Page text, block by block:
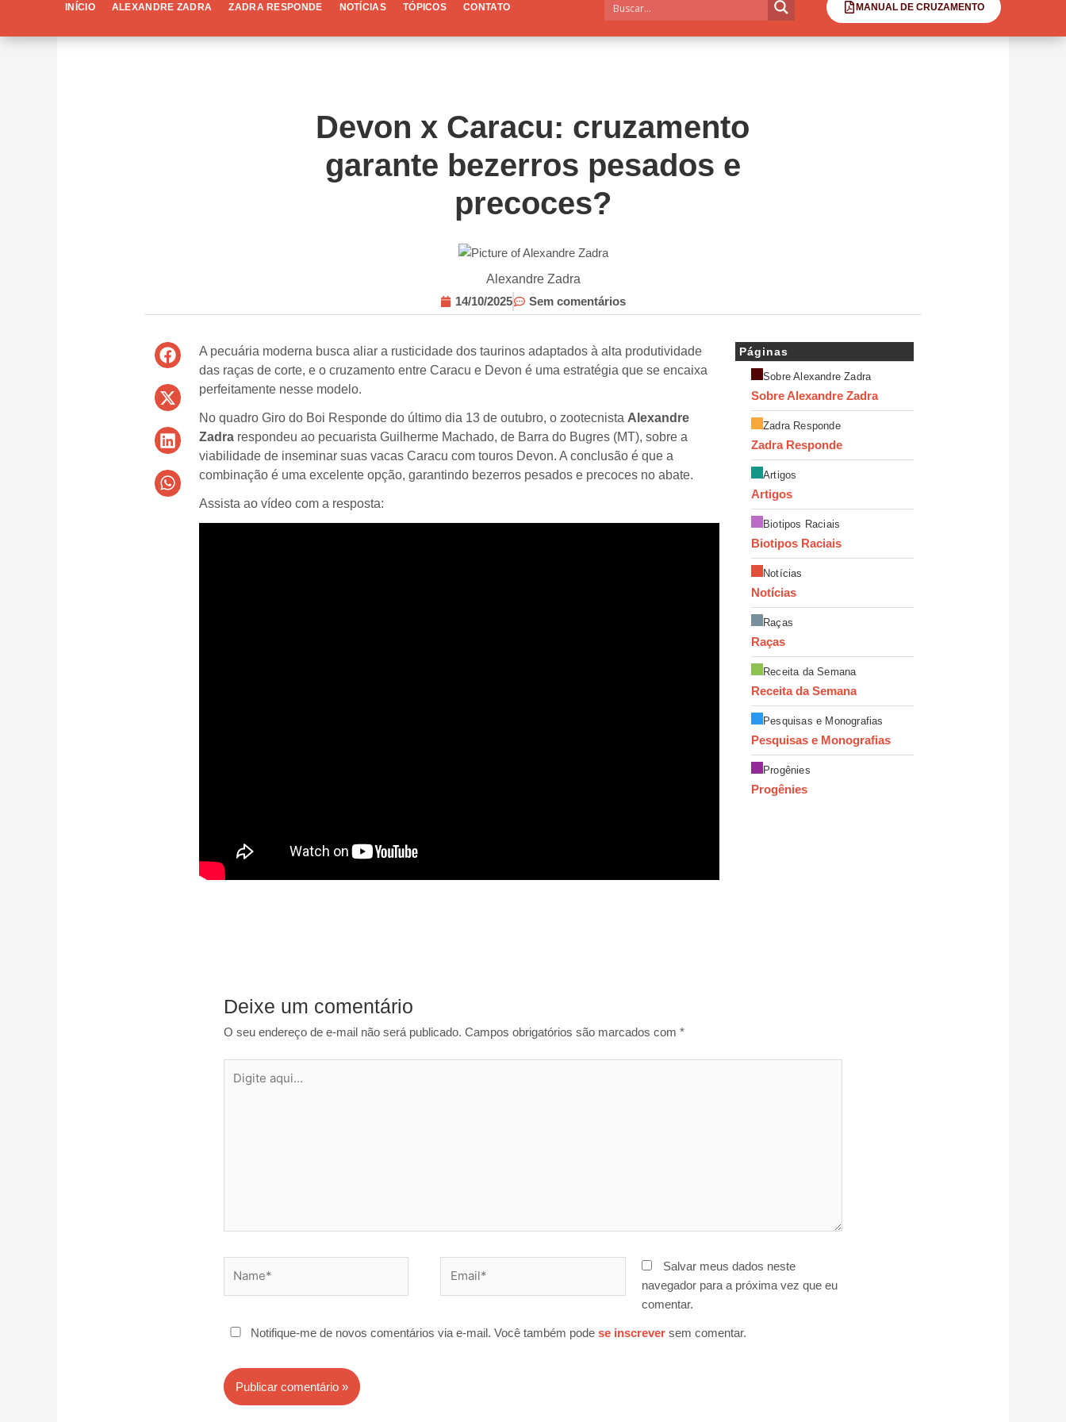
INÍCIO ALEXANDRE ZADRA ZADRA RESPONDE NOTÍCIAS TÓPICOS CONTATO MANUAL DE CRUZAMENTO
Devon x Caracu: cruzamento
garante bezerros pesados e
precoces?
Alexandre Zadra
14/10/2025
Sem comentários
A pecuária moderna busca aliar a rusticidade dos taurinos adaptados à alta produtividade
das raças de corte, e o cruzamento entre Caracu e Devon é uma estratégia que se encaixa
perfeitamente nesse modelo.
No quadro Giro do Boi Responde do último dia 13 de outubro, o zootecnista Alexandre
Zadrarespondeu ao pecuarista Guilherme Machado, de Barra do Bugres (MT), sobre a
viabilidade de inseminar suas vacas Caracu com touros Devon. A conclusão é que a
combinação é uma excelente opção, garantindo bezerros pesados e precoces no abate.
Assista ao vídeo com a resposta:
Páginas
Sobre Alexandre Zadra
Sobre Alexandre Zadra
Zadra Responde
Zadra Responde
Artigos
Artigos
Biotipos Raciais
Biotipos Raciais
Notícias
Notícias
Raças
Raças
Receita da Semana
Receita da Semana
Pesquisas e Monografias
Pesquisas e Monografias
Progênies
Progênies
Deixe um comentário
O seu endereço de e-mail não será publicado. Campos obrigatórios são marcados com*
aqui...
Salvar meus dados neste
navegador para a próxima vez que eu
comentar.
Notifique-me de novos comentários via e-mail. Você também podese inscrever sem comentar.